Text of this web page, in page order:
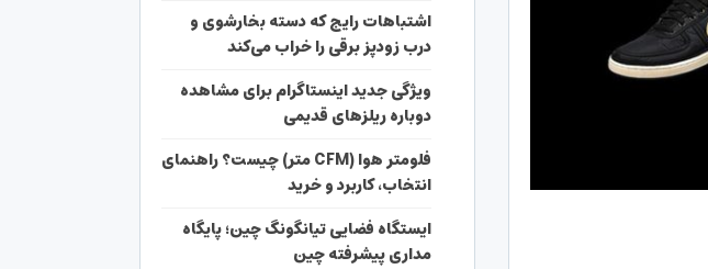
اشتباهات رایج که دسته بخارشوی و
درب زودپز برقی را خراب می‌کند
ویژگی جدید اینستاگرام برای مشاهده
دوباره ریلزهای قدیمی
فلومتر هوا (CFM متر) چیست؟ راهنمای
انتخاب، کاربرد و خرید
ایستگاه فضایی تیانگونگ چین؛ پایگاه
مداری پیشرفته چین